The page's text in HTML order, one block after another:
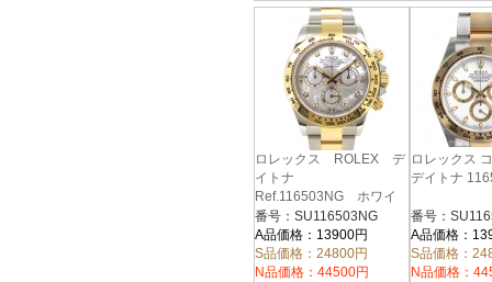
ロレックス ROLEX デ
イトナ
Ref.116503NG ホワイ
トシェル
番号：SU116503NG
A品価格：13900円
S品価格：24800円
N品価格：44500円
ロレックス
デイトナ
番号：
A品価格：
S品価格：
N品価格：